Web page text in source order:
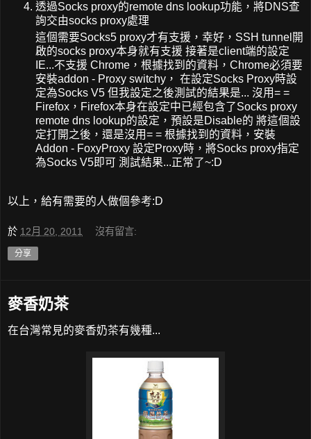
透過Socks proxy的remote dns lookup功能，將DNS查
詢交由socks proxy處理
這個需要Socks5 proxy才有支援，幸好，SSH tunnel開
啟的socks proxy本身就有支援 接著是client端的設定
IE...不支援 Chrome，根據找到的資料，Chrome必須要
安裝addon - Proxy switchy， 在設定Socks Proxy時設
定為Socks V5 但我設定之後測試的結果是... 沒用= =
Firefox，Firefox本身在設定中已經包含了Socks proxy
remote dns lookup的設定，預設是Disable的 將這個設
定打開之後，還是沒用= = 根據找到的資料，安裝
Addon - FoxyProxy 設定Proxy時，將Socks proxy指定
為Socks V5即可 測試結果...正常了~:D
以上，給有需要的人做個參考:D
於 12月 20, 2011 沒有留言:
分享
麥香奶茶
在台灣常見的麥香奶茶有幾種...